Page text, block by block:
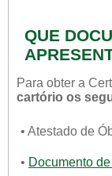
QUE
Para obter a
cartório os
• Atestado de
• Documento